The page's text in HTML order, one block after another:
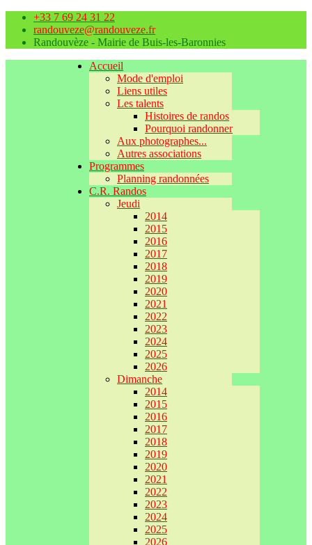
+33 7 69 24 31 22
randouveze@randouveze.fr
Randouvèze - Mairie de Buis-les-Baronnies
Accueil
Mode d'emploi
Liens utiles
Les talents
Histoires de randos
Pourquoi randonner
Aux photographes...
Autres associations
Programmes
Planning randonnées
C.R. Randos
Jeudi
2014
2015
2016
2017
2018
2019
2020
2021
2022
2023
2024
2025
2026
Dimanche
2014
2015
2016
2017
2018
2019
2020
2021
2022
2023
2024
2025
2026